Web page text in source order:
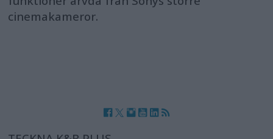
cinemakameror.